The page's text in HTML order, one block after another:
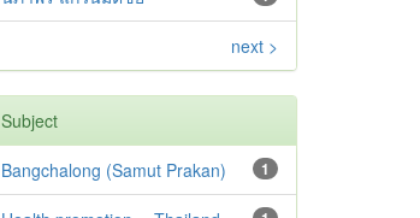
next >
Subject
1
Bangchalong (Samut Prakan)